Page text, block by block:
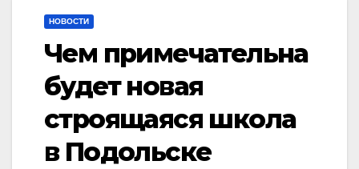
НОВОСТИ
Чем примечательна
будет новая
строящаяся школа
в Подольске